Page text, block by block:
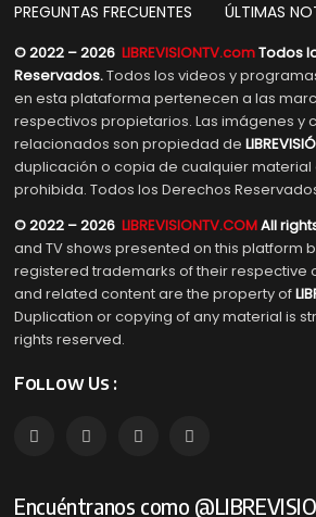
PREGUNTAS FRECUENTES
ÚLTIMAS
© 2022 – 2026LIBREVISIONTV.comTodos
Reservados.Todos los videos y
en esta plataforma pertenecen a las
respectivos propietarios. Las imágenes y
relacionados son propiedad de
duplicación o copia de cualquier
prohibida. Todos los Derechos
© 2022 – 2026LIBREVISIONTV.COMAll
and TV shows presented on this platform
registered trademarks of their respective
and related content are the property of
Duplication or copying of any material is
rights reserved.
Follow Us :
Encuéntranos como